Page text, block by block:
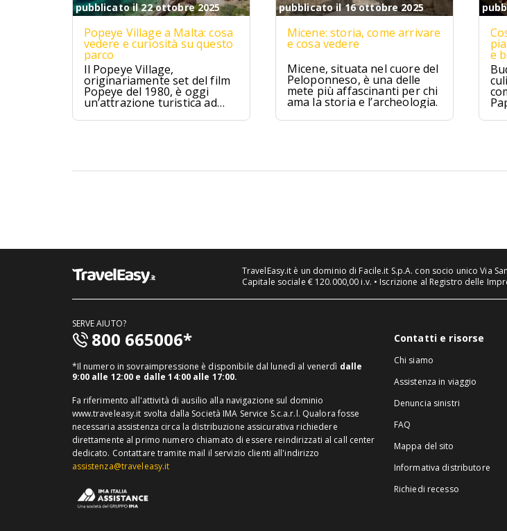
pubblicato il 22 ottobre 2025
Popeye Village a Malta: cosa
vedere e curiosità su questo
parco
Il Popeye Village,
originariamente set del film
Popeye del 1980, è oggi
un’attrazione turistica ad
pubblicato il 16 ottobre 2025
Micene: storia, come arrivare
e cosa vedere
Micene, situata nel cuore del
Peloponneso, è una delle
mete più affascinanti per chi
ama la storia e l’archeologia.
e
TravelEasy.it è un dominio di Facile.it S.p.A. con socio unico Via
Capitale sociale € 120.000,00 i.v. • Iscrizione al Registro delle
SERVE AIUTO?
800 665006*
*Il numero in sovraimpressione è disponibile dal lunedì al venerdì dalle
9:00 alle 12:00 e dalle 14:00 alle 17:00.
Fa riferimento all'attività di ausilio alla navigazione sul dominio
www.traveleasy.it svolta dalla Società IMA Service S.c.a.r.l. Qualora fosse
necessaria assistenza circa la distribuzione assicurativa richiedere
direttamente al primo numero chiamato di essere reindirizzati al call center
dedicato. Contattare tramite mail il servizio clienti all'indirizzo
assistenza@traveleasy.it
Contatti e risorse
Chi siamo
Assistenza in viaggio
Denuncia sinistri
FAQ
Mappa del sito
Informativa distributore
Richiedi recesso